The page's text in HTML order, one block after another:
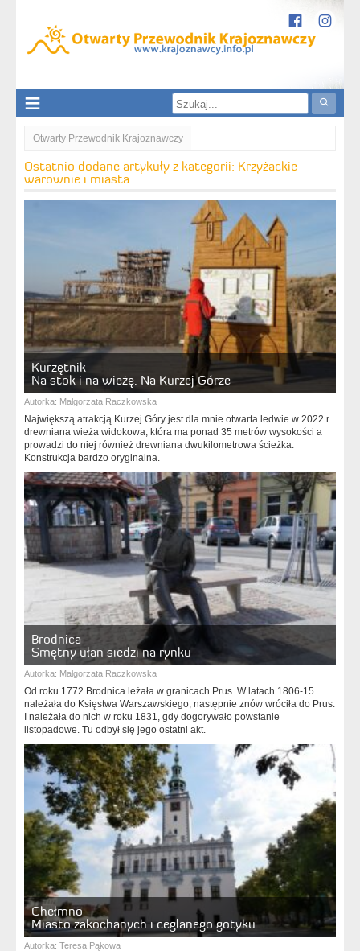
Otwarty Przewodnik Krajoznawczy
Krzyżackie warownie i miasta
Ostatnio dodane artykuły z kategorii: Krzyżackie
warownie i miasta
Kurzętnik
Na stok i na wieżę. Na Kurzej Górze
Autorka: Małgorzata Raczkowska
Największą atrakcją Kurzej Góry jest dla mnie otwarta ledwie w 2022 r.
drewniana wieża widokowa, która ma ponad 35 metrów wysokości a
prowadzi do niej również drewniana dwukilometrowa ścieżka.
Konstrukcja bardzo oryginalna.
Brodnica
Smętny ułan siedzi na rynku
Autorka: Małgorzata Raczkowska
Od roku 1772 Brodnica leżała w granicach Prus. W latach 1806-15
należała do Księstwa Warszawskiego, następnie znów wróciła do Prus.
I należała do nich w roku 1831, gdy dogorywało powstanie
listopadowe. Tu odbył się jego ostatni akt.
Chełmno
Miasto zakochanych i ceglanego gotyku
Autorka: Teresa Pąkowa